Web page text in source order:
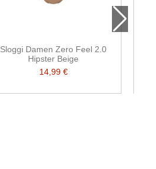
Sloggi Damen Zero Feel 2.0
Hipster Beige
14,99 €